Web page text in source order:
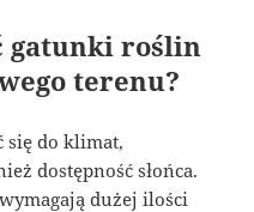
gatunki roślin
terenu?
się do klimat,
dostępność słońca.
dużej ilości